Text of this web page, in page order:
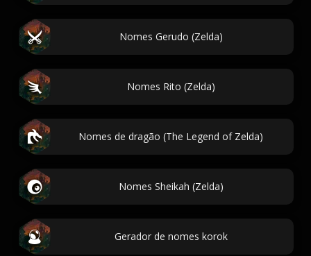
Nomes Gerudo (Zelda)
Nomes Rito (Zelda)
Nomes de dragão (The Legend of Zelda)
Nomes Sheikah (Zelda)
Gerador de nomes korok